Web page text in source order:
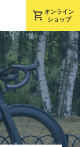
shopping_cart オンライン
ショップ